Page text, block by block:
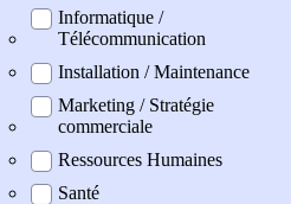
Informatique /
Télécommunication
Installation / Maintenance
Marketing / Stratégie
commerciale
Ressources Humaines
Santé